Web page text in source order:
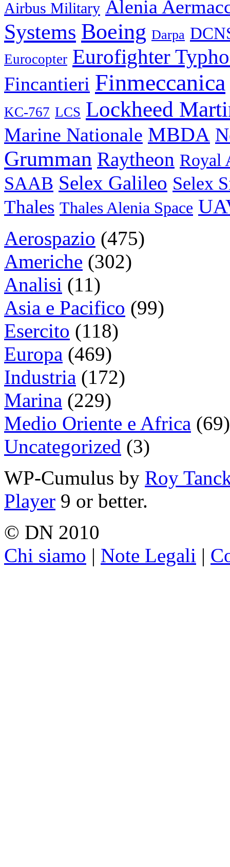
Airbus Military Alenia
Systems Boeing Darpa
Eurocopter Eurofighter
Fincantieri Finmeccanica
KC-767 LCS Lockheed
Marine Nationale MBDA
Grumman Raytheon Royal
SAAB Selex Galileo Selex
Thales Thales Alenia Space
Aerospazio (475)
Americhe (302)
Analisi (11)
Asia e Pacifico (99)
Esercito (118)
Europa (469)
Industria (172)
Marina (229)
Medio Oriente e Africa (69)
Uncategorized (3)
WP-Cumulus by Roy
Player 9 or better.
© DN 2010
Chi siamo | Note Legali |